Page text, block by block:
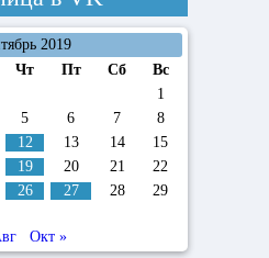
2019
Чт Пт Сб
Вс
1
5 6 7
8
12 13 14
15
19 20 21
22
26 27 28
29
Окт »